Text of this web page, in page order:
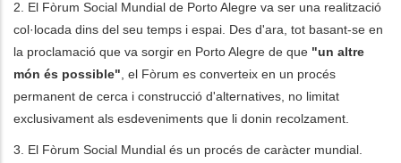
2. El Fòrum Social Mundial de Porto Alegre va ser una realització
col·locada dins del seu temps i espai. Des d'ara, tot basant-se en
la proclamació que va sorgir en Porto Alegre de que "un altre
món és possible" , el Fòrum es converteix en un procés
permanent de cerca i construcció d'alternatives, no limitat
exclusivament als esdeveniments que li donin recolzament.
3. El Fòrum Social Mundial és un procés de caràcter mundial.